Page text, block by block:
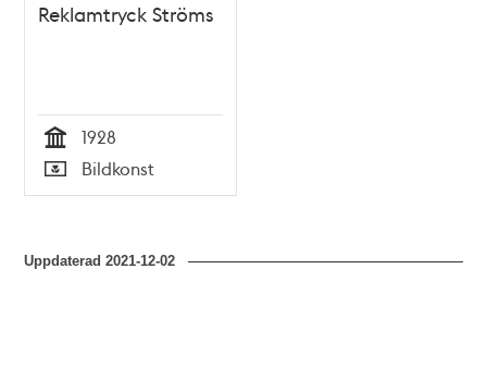
Reklamtryck Ströms
Tid
1928
Typ
Bildkonst
Uppdaterad2021-12-02